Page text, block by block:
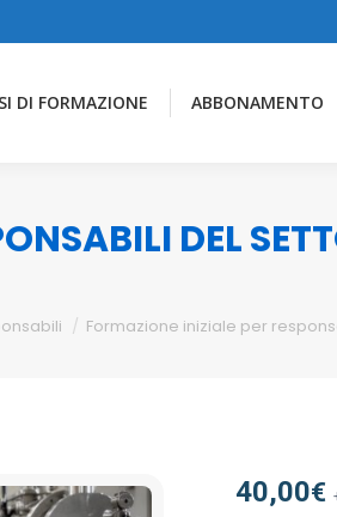
DI FORMAZIONE ABBONAMENTO
DEL
Formazione iniziale per
40,00€